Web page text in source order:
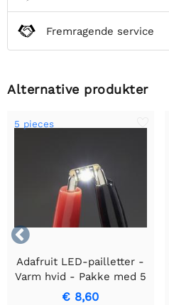
Fremragende service
Alternative produkter

5 pieces
Adafruit LED-pailletter -
Varm hvid - Pakke med 5
€ 8,60